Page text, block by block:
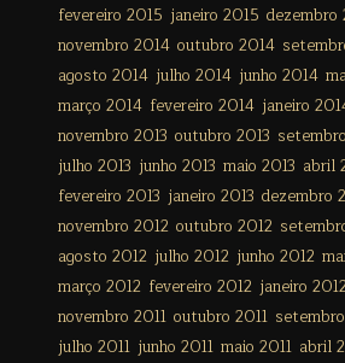
fevereiro 2015 janeiro 2015 dezembro
novembro 2014 outubro 2014
agosto 2014 julho 2014 junho 2014
março 2014 fevereiro 2014 janeiro
novembro 2013 outubro 2013
julho 2013 junho 2013 maio 2013 abril
fevereiro 2013 janeiro 2013 dezembro
novembro 2012 outubro 2012
agosto 2012 julho 2012 junho 2012
março 2012 fevereiro 2012 janeiro
novembro 2011 outubro 2011
julho 2011 junho 2011 maio 2011 abril